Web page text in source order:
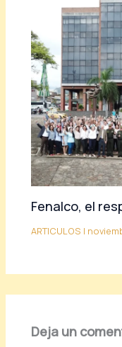
Fenalco, el
ARTICULOS |
Deja un